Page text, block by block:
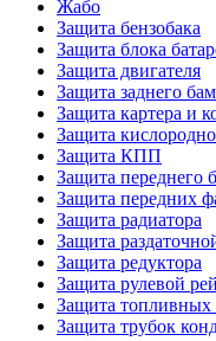
Жабо
Защита бензобака
Защита блока
Защита двигателя
Защита заднего
Защита картера и
Защита
Защита КПП
Защита переднего
Защита передних
Защита радиатора
Защита
Защита редуктора
Защита рулевой
Защита топливных
Защита трубок